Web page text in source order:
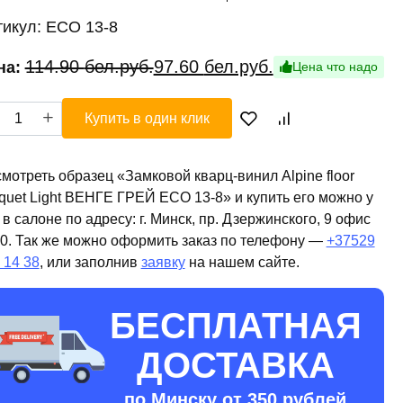
ECO 13-8
114.90бел.руб.
Первоначальная
составляла
97.60 бел.руб.
Текущая
97.60 бел.руб..
Цена что надо
Купить в один клик
образец «Замковой кварц-винил Alpine floor
Light ВЕНГЕ ГРЕЙ ЕСО 13-8» и купить его можно у
в салоне по адресу: г. Минск, пр. Дзержинского, 9 офис
Так же можно оформить заказ по телефону — +37529
14 38, или заполнив заявкуна нашем сайте.
БЕСПЛАТНАЯ
ДОСТАВКА